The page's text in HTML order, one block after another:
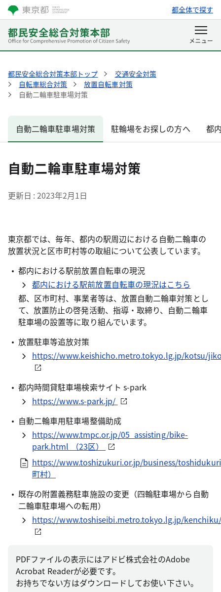
都全体で探す
都民安全総合対策本部トップ
交通安全対策
自転車総合対策
放置自転車対策
自動二輪車駐車場対策
自動二輪車駐車場対策 駐輪場をお探しの方へ 都
自動二輪車駐車場対策
更新日 2023年2月1日
東京都では、毎年、都内の駅周辺における自動二輪車の
放置状況と区市町村等の取組について公表しています。
都内における駅前放置自転車の現況
都内における駅前放置自転車の現況はこちら
都、区市町村、事業者等は、放置自動二輪車対策とし
て、放置防止の啓発活動、指導・取締り、自動二輪車
駐車場の設置等に取り組んでいます。
放置駐車等追放対策
https://www.keishicho.metro.tokyo.lg.jp/kotsu/
都内時間貸駐車場検索サイト s-park
https://www.s-park.jp/
自動二輪車用駐車場整備助成
https://www.tmpc.or.jp/05_assisting/bike-
park.html （23区）
https://www.toshizukuri.or.jp/business/
町村）
既存の附置義務駐車施設の変更（四輪駐車場から自動
二輪車駐車場への転用）
https://www.toshiseibi.metro.tokyo.lg.jp/
PDFファイルの表示にはアドビ株式会社のAdobe
Acrobat Readerが必要です。
お持ちでない方はダウンロードしてお使い下さい。